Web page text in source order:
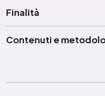
Finalità
Contenuti e